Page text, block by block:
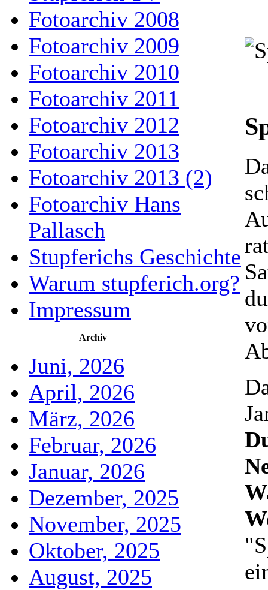
Fotoarchiv 2008
Fotoarchiv 2009
Fotoarchiv 2010
Fotoarchiv 2011
Fotoarchiv 2012
Fotoarchiv 2013
Fotoarchiv 2013 (2)
Fotoarchiv Hans
Pallasch
Stupferichs Geschichte
Warum stupferich.org?
Impressum
Archiv
Juni, 2026
April, 2026
März, 2026
Februar, 2026
Januar, 2026
Dezember, 2025
November, 2025
Oktober, 2025
August, 2025